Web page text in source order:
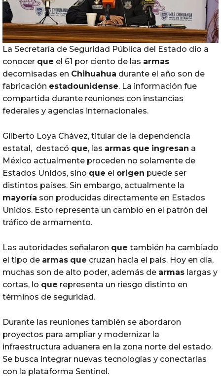
La Secretaría de Seguridad Pública del Estado dio a
conocer que el 61 por ciento de las armas
decomisadas en Chihuahua durante el año son de
fabricación estadounidense. La información fue
compartida durante reuniones con instancias
federales y agencias internacionales.
Gilberto Loya Chávez, titular de la dependencia
estatal, destacó que, las armas que ingresan a
México actualmente proceden no solamente de
Estados Unidos, sino que el origen puede ser
distintos países. Sin embargo, actualmente la
mayoría son producidas directamente en Estados
Unidos. Esto representa un cambio en el patrón del
tráfico de armamento.
Las autoridades señalaron que también ha cambiado
el tipo de armas que cruzan hacia el país. Hoy en día,
muchas son de alto poder, además de armas largas y
cortas, lo que representa un riesgo distinto en
términos de seguridad.
Durante las reuniones también se abordaron
proyectos para ampliar y modernizar la
infraestructura aduanera en la zona norte del estado.
Se busca integrar nuevas tecnologías y conectarlas
con la plataforma Sentinel.